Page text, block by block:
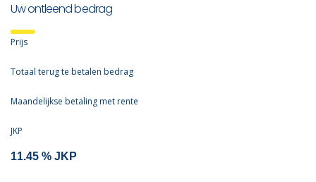
Uw ontleend bedrag
Prijs
Totaal terug te betalen bedrag
Maandelijkse betaling met rente
JKP